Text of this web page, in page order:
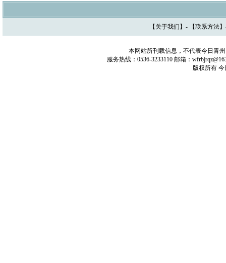
【 关于我们 】- 【联系方法
本网站所刊载信息，不代表今日青
服务热线：0536-3233110 邮箱：
版权所有 今